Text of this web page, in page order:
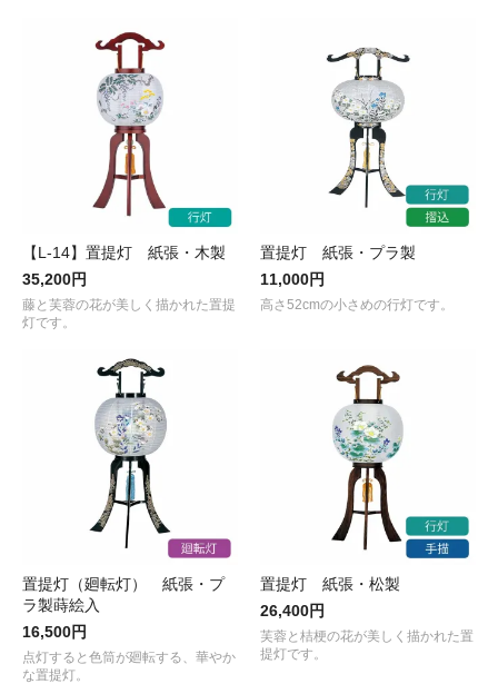
【L-14】置提灯 紙張・木製
35,200円
藤と芙蓉の花が美しく描かれた置提
灯です。
置提灯 紙張・プラ製
11,000円
高さ52cmの小さめの行灯です。
置提灯（廻転灯） 紙張・プ
ラ製蒔絵入
16,500円
点灯すると色筒が廻転する、華やか
な置提灯。
置提灯 紙張・松製
26,400円
芙蓉と桔梗の花が美しく描かれた置
提灯です。